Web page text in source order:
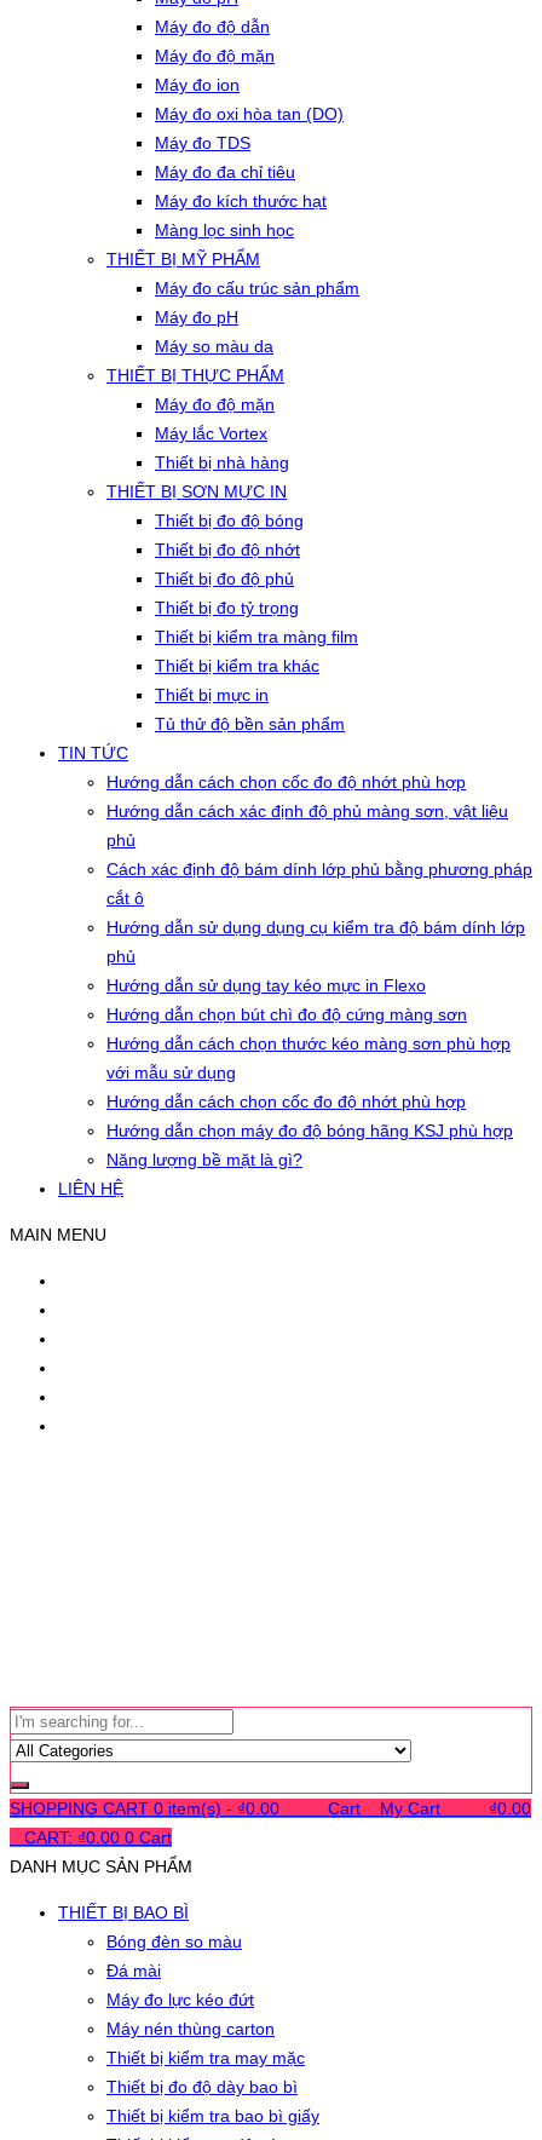
Máy đo độ dẫn
Máy đo độ mặn
Máy đo ion
Máy đo oxi hòa tan (DO)
Máy đo TDS
Máy đo đa chỉ tiêu
Máy đo kích thước hạt
Màng lọc sinh học
THIẾT BỊ MỸ PHẨM
Máy đo cấu trúc sản phẩm
Máy đo pH
Máy so màu da
THIẾT BỊ THỰC PHẨM
Máy đo độ mặn
Máy lắc Vortex
Thiết bị nhà hàng
THIẾT BỊ SƠN MỰC IN
Thiết bị đo độ bóng
Thiết bị đo độ nhớt
Thiết bị đo độ phủ
Thiết bị đo tỷ trọng
Thiết bị kiểm tra màng film
Thiết bị kiểm tra khác
Thiết bị mực in
Tủ thử độ bền sản phẩm
TIN TỨC
Hướng dẫn cách chọn cốc đo độ nhớt phù hợp
Hướng dẫn cách xác định độ phủ màng sơn, vật liệu
phủ
Cách xác định độ bám dính lớp phủ bằng phương pháp
cắt ô
Hướng dẫn sử dụng dụng cụ kiểm tra độ bám dính lớp
phủ
Hướng dẫn sử dụng tay kéo mực in Flexo
Hướng dẫn chọn bút chì đo độ cứng màng sơn
Hướng dẫn cách chọn thước kéo màng sơn phù hợp
với mẫu sử dụng
Hướng dẫn cách chọn cốc đo độ nhớt phù hợp
Hướng dẫn chọn máy đo độ bóng hãng KSJ phù hợp
Năng lượng bề mặt là gì?
LIÊN HỆ
MAIN MENU
SHOPPING CART 0 item(s) - ₫0.00 Cart My Cart ₫0.00
CART: ₫0.00 0 Cart
DANH MỤC SẢN PHẨM
THIẾT BỊ BAO BÌ
Bóng đèn so màu
Đá mài
Máy đo lực kéo đứt
Máy nén thùng carton
Thiết bị kiểm tra may mặc
Thiết bị đo độ dày bao bì
Thiết bị kiểm tra bao bì giấy